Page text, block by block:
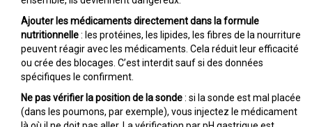
Ajouter les médicaments directement dans la formule
nutritionnelle: les protéines, les lipides, les fibres de la nourriture
peuvent réagir avec les médicaments. Cela réduit leur efficacité
ou crée des blocages. C’est interdit sauf si des données
spécifiques le confirment.
Ne pas vérifier la position de la sonde: si la sonde est mal placée
(dans les poumons, par exemple), vous injectez le médicament